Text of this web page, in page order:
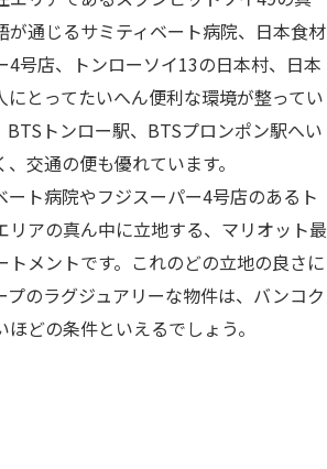
が通じるサミティベート病院、日本食材
4号店、トンローソイ13の日本村、日本
にとってたいへん便利な環境が整ってい
BTSトンロー駅、BTSプロンポン駅へい
交通の便も優れています。
ート病院やフジスーパー4号店のあるト
リアの真ん中に立地する、マリオット最
トメントです。これのどの立地の良さに
プのラグジュアリーな物件は、バンコク
どの条件といえるでしょう。